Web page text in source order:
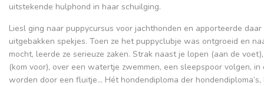
uitstekende hulphond in haar schuilging.
Liesl ging naar puppycursus voor jachthonden en apporteerde daar
uitgebakken spekjes. Toen ze het puppyclubje was ontgroeid en
mocht, leerde ze serieuze zaken. Strak naast je lopen (aan de
(kom voor), over een watertje zwemmen, een sleepspoor volgen,
worden door een fluitje… Hét hondendiploma der